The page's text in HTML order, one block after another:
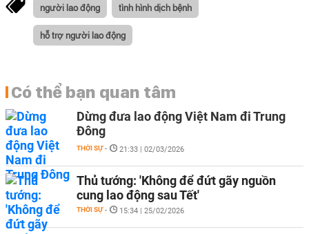
người lao động tình hình dịch bệnh
hỗ trợ người lao động
Có thể bạn quan tâm
Dừng đưa lao động Việt Nam đi Trung
Đông
THỜI SỰ - 21:33 | 02/03/2026
Thủ tướng: 'Không để đứt gãy nguồn
cung lao động sau Tết'
THỜI SỰ - 15:34 | 25/02/2026